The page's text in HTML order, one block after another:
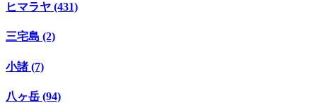
ヒマラヤ (431)
三宅島 (2)
小諸 (7)
八ヶ岳 (94)